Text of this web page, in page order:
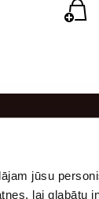
jūsu
lai glabātu